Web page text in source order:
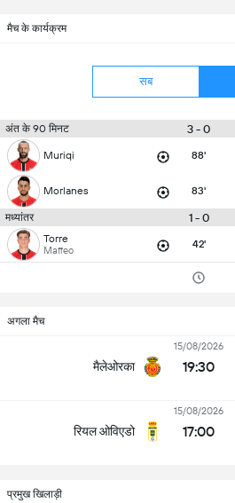
मैच के कार्यक्रम
सब
अंत के 90 मिनट 3 - 0
Muriqi 88'
Morlanes 83'
मध्यांतर 1 - 0
Torre
Maffeo 42'
अगला मैच
मैलेओरका
15/08/2026
19:30
रियल ओविएडो
15/08/2026
17:00
प्रमुख खिलाड़ी